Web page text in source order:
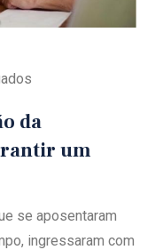
da
um
se aposentaram
ingressaram com